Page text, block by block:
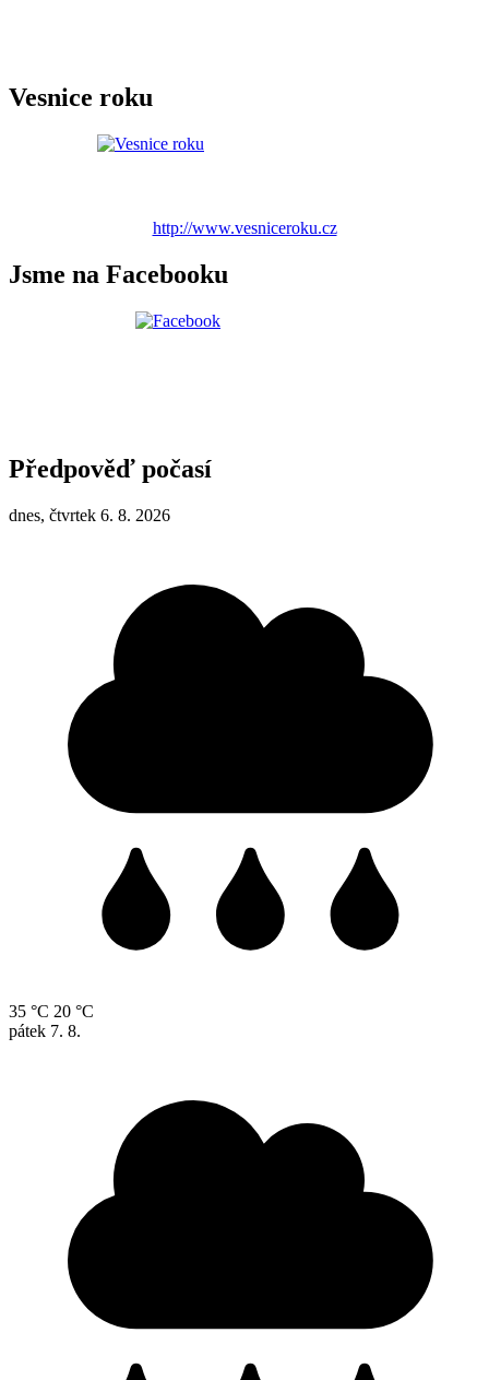
Vesnice roku
http://www.vesniceroku.cz
Jsme na Facebooku
Předpověď počasí
dnes, čtvrtek 6. 8. 2026
35 °C 20 °C
pátek 7. 8.